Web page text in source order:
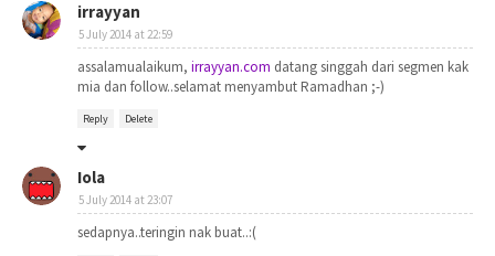
irrayyan
5 July 2014 at 22:59
assalamualaikum, irrayyan.com datang singgah dari segmen kak
mia dan follow..selamat menyambut Ramadhan ;-)
Reply Delete
Iola
5 July 2014 at 23:07
sedapnya..teringin nak buat..:(